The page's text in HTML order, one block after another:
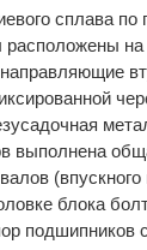
сплава по
выполнена
блока
подшипников